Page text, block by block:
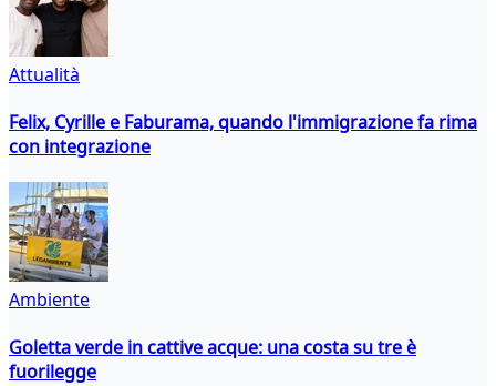
Attualità
Felix, Cyrille e Faburama, quando l'immigrazione fa rima
con integrazione
Ambiente
Goletta verde in cattive acque: una costa su tre è
fuorilegge